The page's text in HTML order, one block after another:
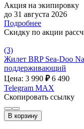
Акция на экипировку
до 31 августа 2026
Подробнее
Скидку по акции
(3)
Жилет BRP Sea-Doo
поддерживающий
Цена: 3 990 ₽ 6 490
Telegram MAX
Скопировать ссылку
В корзину